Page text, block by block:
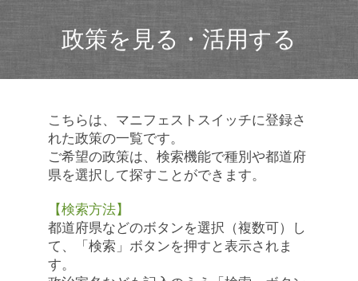
政策を見る・活用する
こちらは、マニフェストスイッチに登録さ
れた政策の一覧です。
ご希望の政策は、検索機能で種別や都道府
県を選択して探すことができます。
【検索方法】
都道府県などのボタンを選択（複数可）し
て、「検索」ボタンを押すと表示されま
す。